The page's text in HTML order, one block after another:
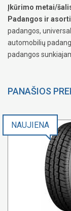
Įkūrimo metai/
Padangos ir
padangos,
automobilių
padangos
PANAŠIOS
NAUJIENA